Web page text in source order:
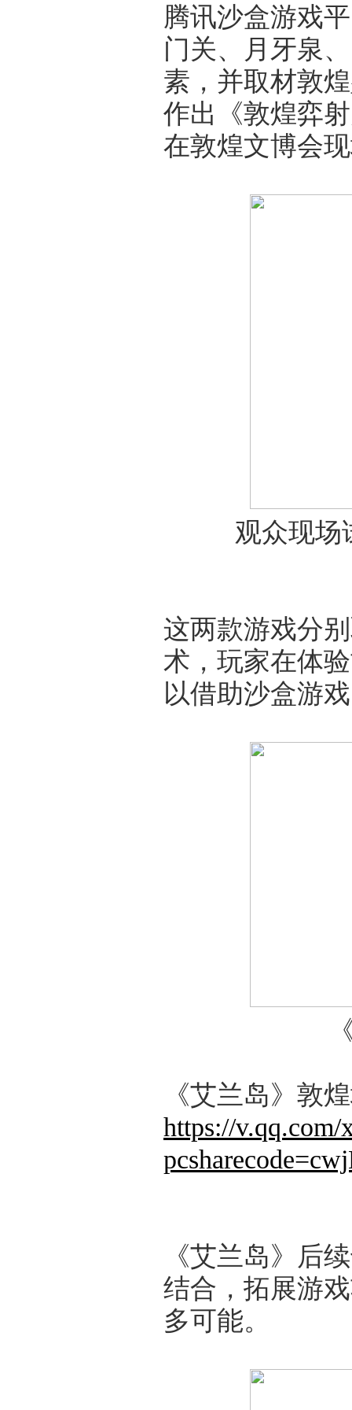
腾讯沙盒游戏
门关、月牙泉
素，并取材敦
作出《敦煌弈
在敦煌文博会
观众现
这两款游戏分
术，玩家在体
以借助沙盒游
《艾兰岛》敦
https://
《艾兰岛》后
结合，拓展游
多可能。